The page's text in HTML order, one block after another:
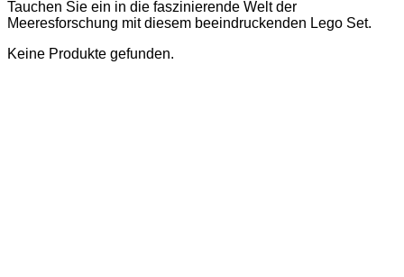
Tauchen Sie ein in die faszinierende Welt der
Meeresforschung mit diesem beeindruckenden Lego Set.
Keine Produkte gefunden.